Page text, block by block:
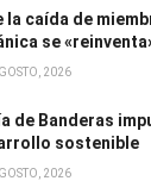
la caída de
se
2026
de Banderas
sostenible
2026